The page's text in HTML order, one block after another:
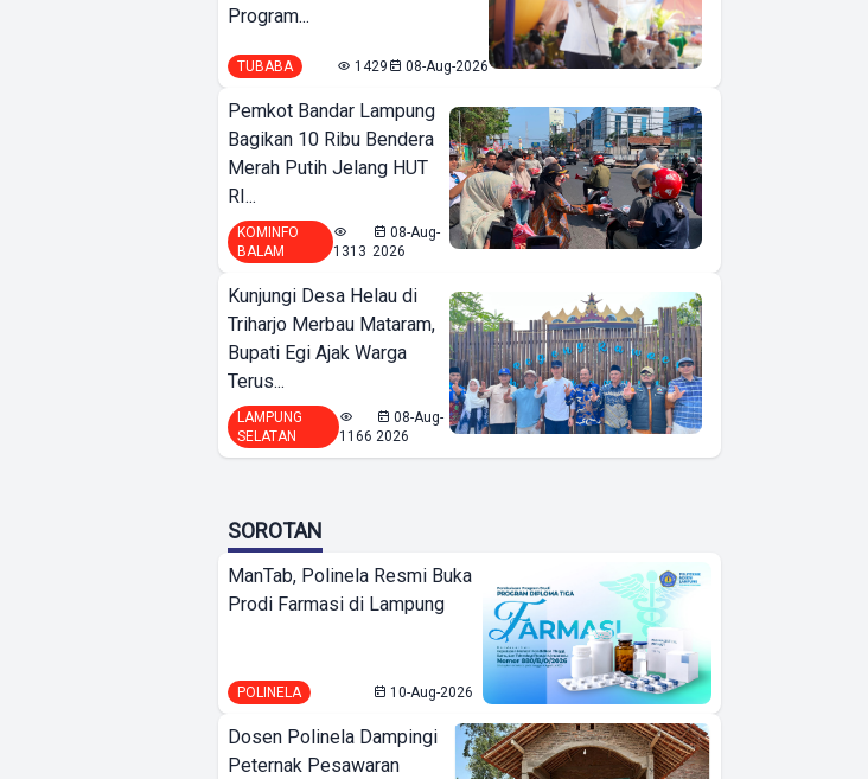
Program...
TUBABA 1429 08-Aug-2026
Pemkot Bandar Lampung
Bagikan 10 Ribu Bendera
Merah Putih Jelang HUT
RI...
KOMINFO
BALAM
1313
08-Aug-
2026
Kunjungi Desa Helau di
Triharjo Merbau Mataram,
Bupati Egi Ajak Warga
Terus...
LAMPUNG
SELATAN
1166
08-Aug-
2026
SOROTAN
ManTab, Polinela Resmi Buka
Prodi Farmasi di Lampung
POLINELA 10-Aug-2026
Dosen Polinela Dampingi
Peternak Pesawaran